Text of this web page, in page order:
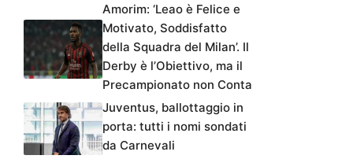
Amorim: ‘Leao è Felice e
Motivato, Soddisfatto
della Squadra del Milan’. Il
Derby è l’Obiettivo, ma il
Precampionato non Conta
Juventus, ballottaggio in
porta: tutti i nomi sondati
da Carnevali